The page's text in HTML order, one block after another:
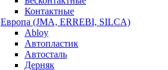
Контактные
Европа (JMA, ERREBI, SILCA)
Abloy
Автопластик
Автосталь
Дерняк